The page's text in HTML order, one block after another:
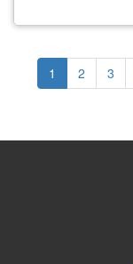
Pagination
Current
page
1 Page
2 Page
3